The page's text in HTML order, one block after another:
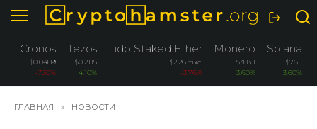
Перейти
содержанию
Cronos
$0.0489
-7.30%
Tezos
$0.2115
4.10%
Lido Staked Ether
$2.26 тыс.
-3.76%
Monero
$383.1
3.60%
Solana
$76.1
3.60%
ГЛАВНАЯ » НОВОСТИ